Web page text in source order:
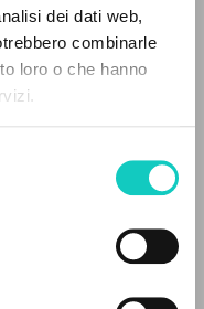
dei dati web,
combinarle
loro o che hanno